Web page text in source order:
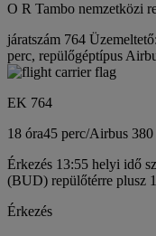
O R Tambo nemzetközi
járatszám 764
perc, repülőgéptípus
EK 764
18 óra45 perc/Airbus 380
Érkezés 13:55 helyi idő
(BUD) repülőtérre plusz
Érkezés